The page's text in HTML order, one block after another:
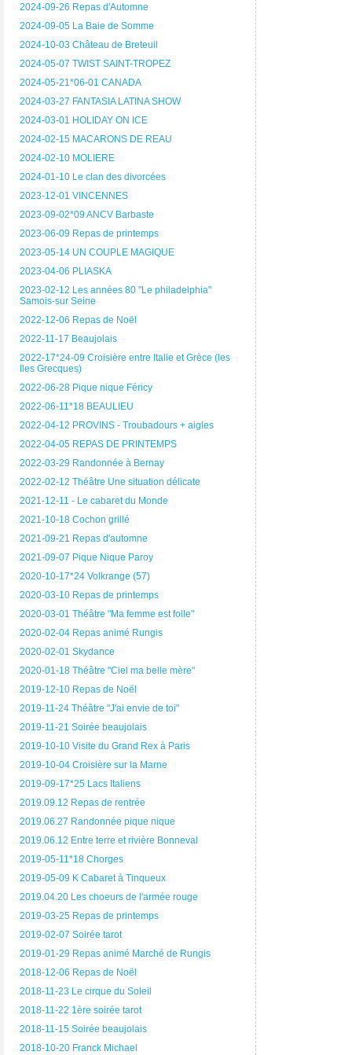
2024-09-26 Repas d'Automne
2024-09-05 La Baie de Somme
2024-10-03 Château de Breteuil
2024-05-07 TWIST SAINT-TROPEZ
2024-05-21*06-01 CANADA
2024-03-27 FANTASIA LATINA SHOW
2024-03-01 HOLIDAY ON ICE
2024-02-15 MACARONS DE REAU
2024-02-10 MOLIERE
2024-01-10 Le clan des divorcées
2023-12-01 VINCENNES
2023-09-02*09 ANCV Barbaste
2023-06-09 Repas de printemps
2023-05-14 UN COUPLE MAGIQUE
2023-04-06 PLIASKA
2023-02-12 Les années 80 "Le philadelphia"
Samois-sur Seine
2022-12-06 Repas de Noël
2022-11-17 Beaujolais
2022-17*24-09 Croisière entre Italie et Grèce (les
Iles Grecques)
2022-06-28 Pique nique Féricy
2022-06-11*18 BEAULIEU
2022-04-12 PROVINS - Troubadours + aigles
2022-04-05 REPAS DE PRINTEMPS
2022-03-29 Randonnée à Bernay
2022-02-12 Théâtre Une situation délicate
2021-12-11 - Le cabaret du Monde
2021-10-18 Cochon grillé
2021-09-21 Repas d'automne
2021-09-07 Pique Nique Paroy
2020-10-17*24 Volkrange (57)
2020-03-10 Repas de printemps
2020-03-01 Théâtre "Ma femme est folle"
2020-02-04 Repas animé Rungis
2020-02-01 Skydance
2020-01-18 Théâtre "Ciel ma belle mère"
2019-12-10 Repas de Noël
2019-11-24 Théâtre "J'ai envie de toi"
2019-11-21 Soirée beaujolais
2019-10-10 Visite du Grand Rex à Paris
2019-10-04 Croisière sur la Marne
2019-09-17*25 Lacs Italiens
2019.09.12 Repas de rentrée
2019.06.27 Randonnée pique nique
2019.06.12 Entre terre et rivière Bonneval
2019-05-11*18 Chorges
2019-05-09 K Cabaret à Tinqueux
2019.04.20 Les choeurs de l'armée rouge
2019-03-25 Repas de printemps
2019-02-07 Soirée tarot
2019-01-29 Repas animé Marché de Rungis
2018-12-06 Repas de Noël
2018-11-23 Le cirque du Soleil
2018-11-22 1ère soirée tarot
2018-11-15 Soirée beaujolais
2018-10-20 Franck Michael